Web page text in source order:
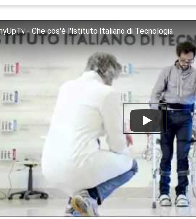
- Che cos'è l'Istituto Italiano di Tecnologia